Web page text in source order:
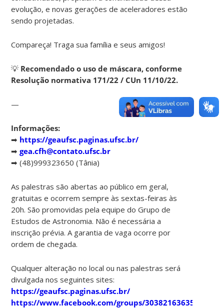
evolução, e novas gerações de aceleradores estão
sendo projetadas.
Compareça! Traga sua família e seus amigos!
💡 Recomendado o uso de máscara, conforme
Resolução normativa 171/22 / CUn 11/10/22.
—
Informações:
➡ https://geaufsc.paginas.ufsc.br/
➡gea.cfh@contato.ufsc.br
➡ (48)999323650 (Tânia)
As palestras são abertas ao público em geral,
gratuitas e ocorrem sempre às sextas-feiras às
20h. São promovidas pela equipe do Grupo de
Estudos de Astronomia. Não é necessária a
inscrição prévia. A garantia de vaga ocorre por
ordem de chegada.
Qualquer alteração no local ou nas palestras será
divulgada nos seguintes sites:
https://geaufsc.paginas.ufsc.br/
https://www.facebook.com/groups/303821636357910